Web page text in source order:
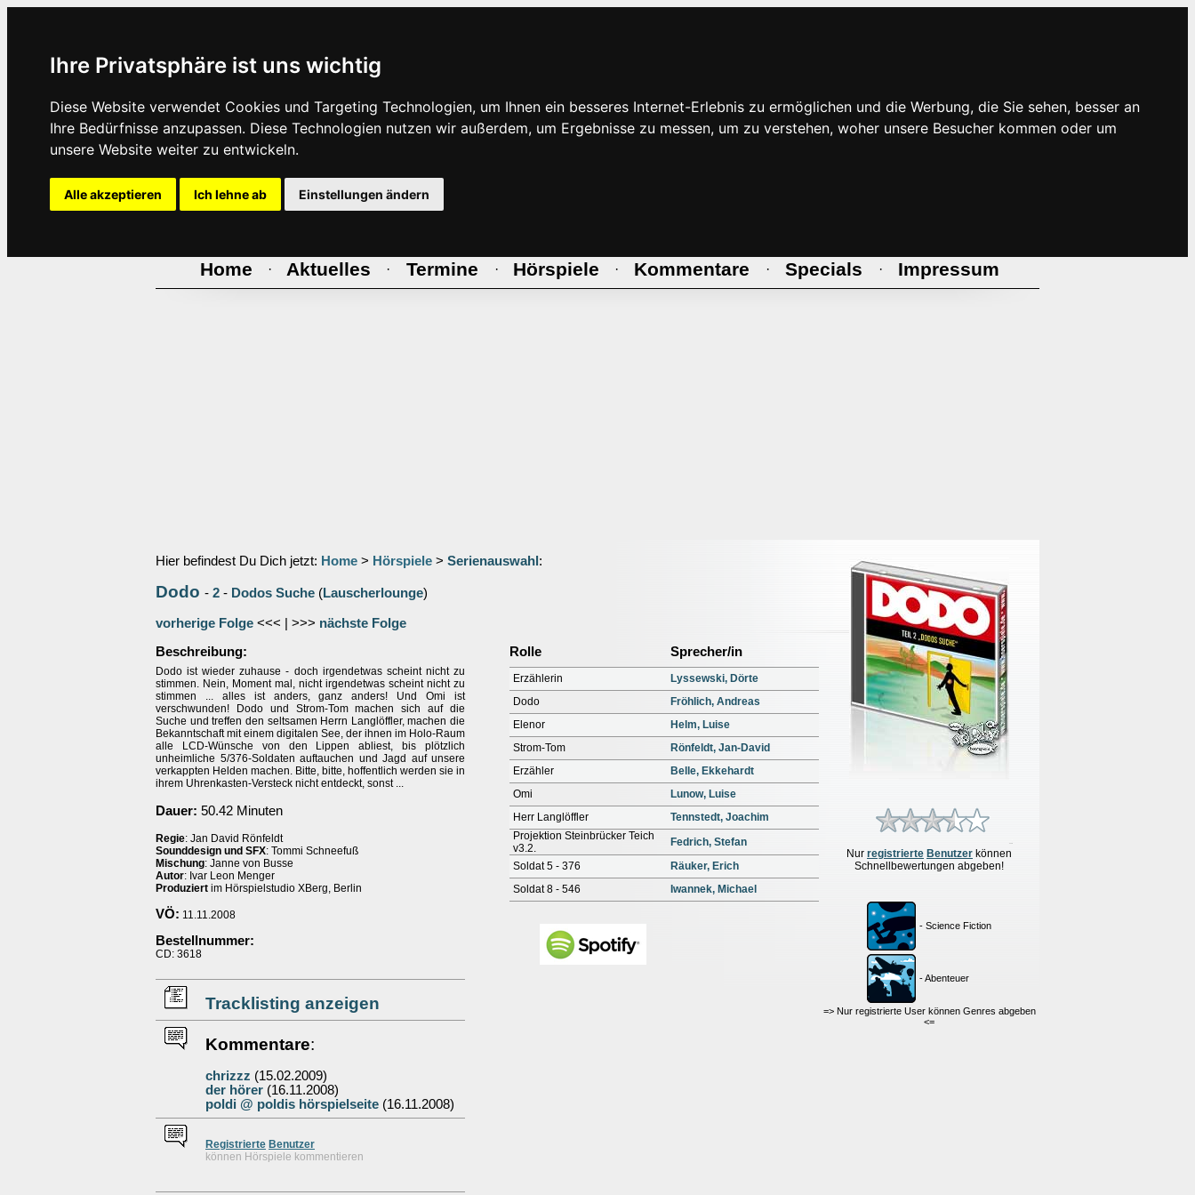
Ihre Privatsphäre ist uns wichtig
Diese Website verwendet Cookies und Targeting Technologien, um Ihnen ein besseres Internet-Erlebnis zu ermöglichen und die Werbung, die Sie sehen, besser an
Ihre Bedürfnisse anzupassen. Diese Technologien nutzen wir außerdem, um Ergebnisse zu messen, um zu verstehen, woher unsere Besucher kommen oder um
unsere Website weiter zu entwickeln.
Alle akzeptieren Ich lehne ab Einstellungen ändern
Home · Aktuelles · Termine · Hörspiele · Kommentare · Specials · Impressum
Hier befindest Du Dich jetzt: Home > Hörspiele > Serienauswahl :
Dodo - 2 - Dodos Suche (Lauscherlounge)
vorherige Folge <<< | >>> nächste Folge
Nur registrierte Benutzer können
Schnellbewertungen abgeben!
- Science Fiction
- Abenteuer
=> Nur registrierte User können Genres abgeben
<=
Beschreibung:
Dodo ist wieder zuhause - doch irgendetwas scheint nicht zu
stimmen. Nein, Moment mal, nicht irgendetwas scheint nicht zu
stimmen ... alles ist anders, ganz anders! Und Omi ist
verschwunden! Dodo und Strom-Tom machen sich auf die
Suche und treffen den seltsamen Herrn Langlöffler, machen die
Bekanntschaft mit einem digitalen See, der ihnen im Holo-Raum
alle LCD-Wünsche von den Lippen abliest, bis plötzlich
unheimliche 5/376-Soldaten auftauchen und Jagd auf unsere
verkappten Helden machen. Bitte, bitte, hoffentlich werden sie in
ihrem Uhrenkasten-Versteck nicht entdeckt, sonst ...
Dauer: 50.42 Minuten
Regie: Jan David Rönfeldt
Sounddesign und SFX: Tommi Schneefuß
Mischung: Janne von Busse
Autor: Ivar Leon Menger
Produziert im Hörspielstudio XBerg, Berlin
VÖ: 11.11.2008
Bestellnummer:
CD: 3618
Tracklisting anzeigen
Kommentare:
chrizzz (15.02.2009)
der hörer (16.11.2008)
poldi @ poldis hörspielseite (16.11.2008)
Registrierte Benutzer
können Hörspiele kommentieren
Rolle Sprecher/in
Erzählerin
Lyssewski, Dörte
Dodo
Fröhlich, Andreas
Elenor
Helm, Luise
Strom-Tom
Rönfeldt, Jan-David
Erzähler
Belle, Ekkehardt
Omi
Lunow, Luise
Herr Langlöffler
Tennstedt, Joachim
Projektion Steinbrücker Teich
v3.2.
Fedrich, Stefan
Soldat 5 - 376
Räuker, Erich
Soldat 8 - 546
Iwannek, Michael